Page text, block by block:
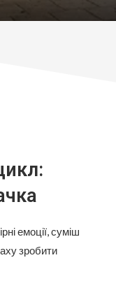
емоції, суміш
зробити